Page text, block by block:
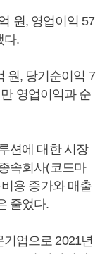
원, 영업이익 57
다.
원, 당기순이익 7
영업이익과 순
션에 대한 시장
속회사(코드마
용 증가와 매출
줄었다.
업으로 2021년